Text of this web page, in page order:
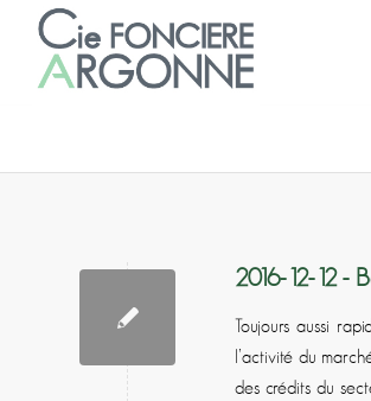
2016-12-12 -
Toujours aussi
l’activité du
des crédits du